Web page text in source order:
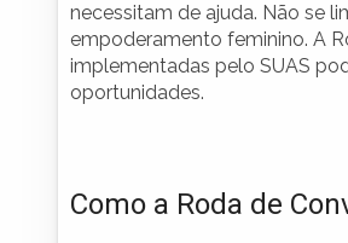
necessitam de ajuda. Não se
empoderamento feminino. A
implementadas pelo SUAS
oportunidades.
Como a Roda de